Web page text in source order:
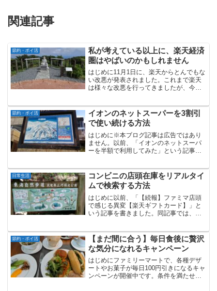
関連記事
節約・ポイ活
私が考えている以上に、楽天経済
圏はやばいのかもしれません
はじめに11月1日に、楽天からとんでもな
い改悪が発表されました。これまで楽天
は様々な改悪を行ってきましたが、今回
月1日」から実施される今回の改悪内容
は、以下の通りです...
節約・ポイ活
イオンのネットスーパーを3割引
で使い続ける方法
はじめに※本ブログ記事は広告ではあり
ません。以前、「イオンのネットスーパ
ーを半額で利用してみた」という記事
は、イオングループのイオンネクスト
が、2023年7月に開始したネ...
日常生活
コンビニの店頭在庫をリアルタイ
ムで検索する方法
はじめに以前、「【続報】ファミマ店頭
で感じる異変【楽天ギフトカード】」と
いう記事を書きました。同記事では、フ
いています。その記事を書きながら、
「コンビニに行かなくても、...
節約・ポイ活
【まだ間に合う】毎日食後に贅沢
な気分になれるキャンペーン
はじめにファミリーマートで、各種デザ
ートやお菓子が毎日100円引きになるキャ
ンペーンが開催中です。条件を満たせば